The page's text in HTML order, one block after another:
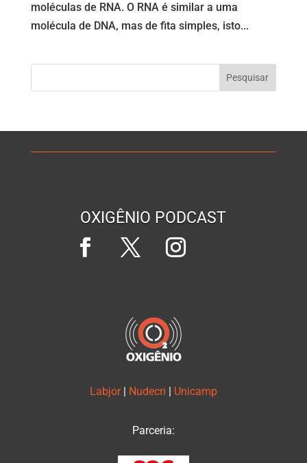
moléculas de RNA. O RNA é similar a uma
molécula de DNA, mas de fita simples, isto...
OXIGÊNIO PODCAST
Labjor Nudecri Unicamp
Parceria: